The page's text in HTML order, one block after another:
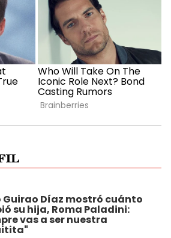
Guirao Díaz mostró cuánto
su hija, Roma Paladini:
vas a ser nuestra